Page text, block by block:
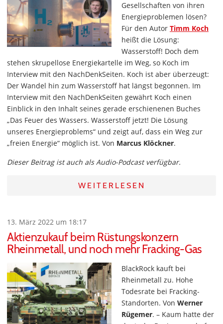
Gesellschaften von ihren
Energieproblemen lösen?
Für den Autor Timm Koch
heißt die Lösung:
Wasserstoff! Doch dem
stehen skrupellose Energiekartelle im Weg, so Koch im
Interview mit den NachDenkSeiten. Koch ist aber überzeugt:
Der Wandel hin zum Wasserstoff hat längst begonnen. Im
Interview mit den NachDenkSeiten gewährt Koch einen
Einblick in den Inhalt seines gerade erschienenen Buches
„Das Feuer des Wassers. Wasserstoff jetzt! Die Lösung
unseres Energieproblems“ und zeigt auf, dass ein Weg zur
„freien Energie“ möglich ist. Von Marcus Klöckner.
Dieser Beitrag ist auch als Audio-Podcast verfügbar.
WEITERLESEN
13. März 2022 um 18:17
Aktienzukauf beim Rüstungskonzern
Rheinmetall, und noch mehr Fracking-Gas
BlackRock kauft bei
Rheinmetall zu. Hohe
Todesrate bei Fracking-
Standorten. Von Werner
Rügemer. – Kaum hatte der